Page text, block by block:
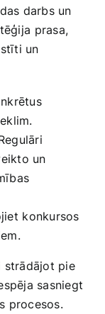
darbs un
prasa,⁣
un
un⁣
⁣konkursos
⁢strādājot pie⁣
sasniegt
procesos.